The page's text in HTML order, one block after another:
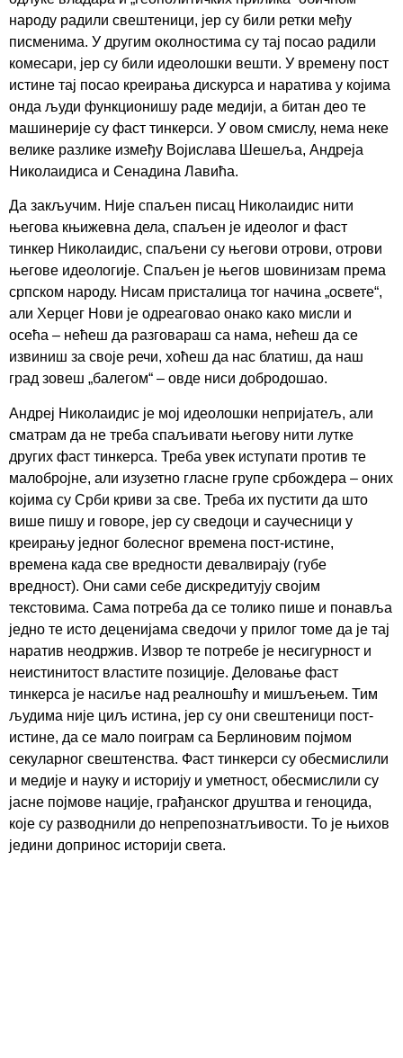
народу радили свештеници, јер су били ретки међу
писменима. У другим околностима су тај посао радили
комесари, јер су били идеолошки вешти. У времену пост
истине тај посао креирања дискурса и наратива у којима
онда људи функционишу раде медији, а битан део те
машинерије су фаст тинкерси. У овом смислу, нема неке
велике разлике између Војислава Шешеља, Андреја
Николаидиса и Сенадина Лавића.
Да закључим. Није спаљен писац Николаидис нити
његова књижевна дела, спаљен је идеолог и фаст
тинкер Николаидис, спаљени су његови отрови, отрови
његове идеологије. Спаљен је његов шовинизам према
српском народу. Нисам присталица тог начина „освете“,
али Херцег Нови је одреаговао онако како мисли и
осећа – нећеш да разговараш са нама, нећеш да се
извиниш за своје речи, хоћеш да нас блатиш, да наш
град зовеш „балегом“ – овде ниси добродошао.
Андреј Николаидис је мој идеолошки непријатељ, али
сматрам да не треба спаљивати његову нити лутке
других фаст тинкерса. Треба увек иступати против те
малобројне, али изузетно гласне групе србождера – оних
којима су Срби криви за све. Треба их пустити да што
више пишу и говоре, јер су сведоци и саучесници у
креирању једног болесног времена пост-истине,
времена када све вредности девалвирају (губе
вредност). Они сами себе дискредитују својим
текстовима. Сама потреба да се толико пише и понавља
једно те исто деценијама сведочи у прилог томе да је тај
наратив неодржив. Извор те потребе је несигурност и
неистинитост властите позиције. Деловање фаст
тинкерса је насиље над реалношћу и мишљењем. Тим
људима није циљ истина, јер су они свештеници пост-
истине, да се мало поиграм са Берлиновим појмом
секуларног свештенства. Фаст тинкерси су обесмислили
и медије и науку и историју и уметност, обесмислили су
јасне појмове нације, грађанског друштва и геноцида,
које су разводнили до непрепознатљивости. То је њихов
једини допринос историји света.